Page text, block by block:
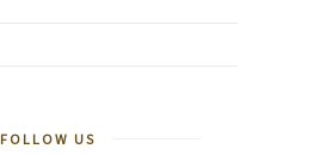
FOLLOW US